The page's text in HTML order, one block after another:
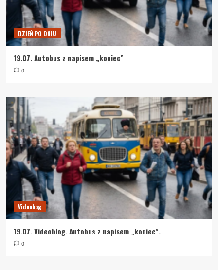
DZIEŃ PO DNIU
19.07. Autobus z napisem „koniec”
0
Videobog
19.07. Videoblog. Autobus z napisem „koniec”.
0